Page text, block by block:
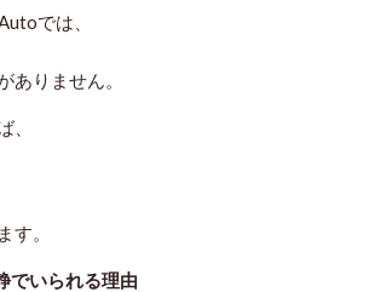
では、
ありません。
、
す。
でいられる理由